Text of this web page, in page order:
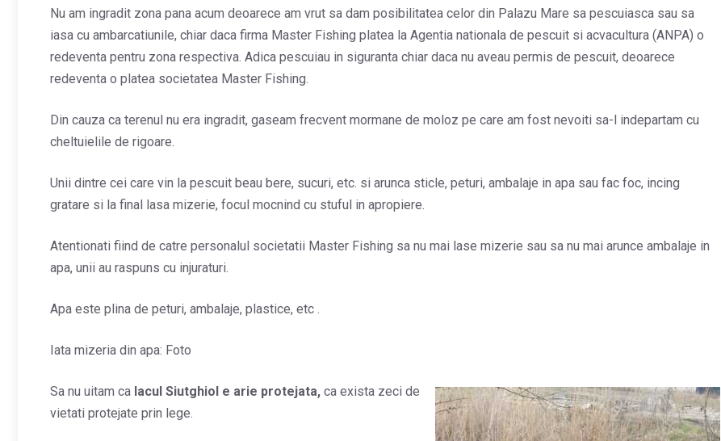
Nu am ingradit zona pana acum deoarece am vrut sa dam posibilitatea celor din Palazu Mare sa pescuiasca sau sa
iasa cu ambarcatiunile, chiar daca firma Master Fishing platea la Agentia nationala de pescuit si acvacultura (ANPA) o
redeventa pentru zona respectiva. Adica pescuiau in siguranta chiar daca nu aveau permis de pescuit, deoarece
redeventa o platea societatea Master Fishing.
Din cauza ca terenul nu era ingradit, gaseam frecvent mormane de moloz pe care am fost nevoiti sa-l indepartam cu
cheltuielile de rigoare.
Unii dintre cei care vin la pescuit beau bere, sucuri, etc. si arunca sticle, peturi, ambalaje in apa sau fac foc, incing
gratare si la final lasa mizerie, focul mocnind cu stuful in apropiere.
Atentionati fiind de catre personalul societatii Master Fishing sa nu mai lase mizerie sau sa nu mai arunce ambalaje in
apa, unii au raspuns cu injuraturi.
Apa este plina de peturi, ambalaje, plastice, etc .
Iata mizeria din apa: Foto
Sa nu uitam ca lacul Siutghiol e arie protejata, ca exista zeci de
vietati protejate prin lege.